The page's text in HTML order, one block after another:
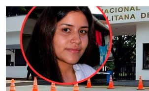
Contenido multimedia principal